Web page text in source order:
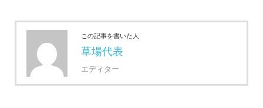
この記事を書いた人
草場代表
エディター